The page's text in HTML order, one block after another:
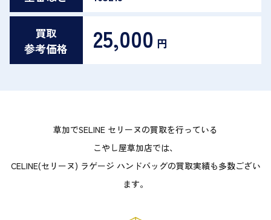
買取
参考価格
25,000 円
草加でSELINE セリーヌの買取を行っている
こやし屋草加店では、
CELINE(セリーヌ) ラゲージ ハンドバッグの買取実績も多数ござい
ます。